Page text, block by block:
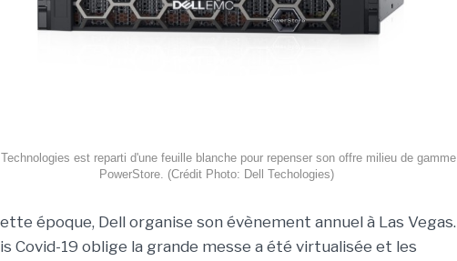
Technologies est reparti d'une feuille blanche pour repenser son offre milieu de gamme
PowerStore. (Crédit Photo: Dell Techologies)
époque, Dell organise son évènement annuel à Las Vegas.
Covid-19 oblige la grande messe a été virtualisée et les